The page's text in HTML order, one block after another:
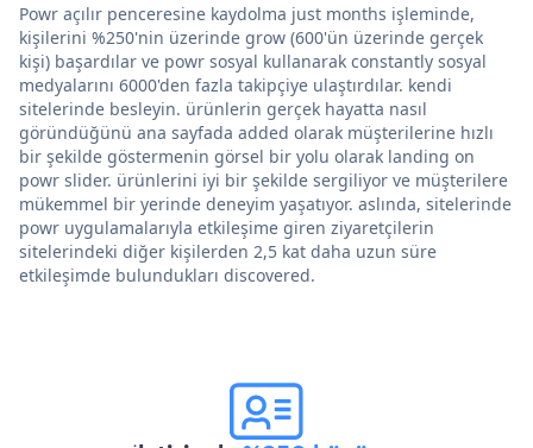
Powr açılır penceresine kaydolma just months işleminde,
kişilerini %250'nin üzerinde grow (600'ün üzerinde gerçek
kişi) başardılar ve powr sosyal kullanarak constantly sosyal
medyalarını 6000'den fazla takipçiye ulaştırdılar. kendi
sitelerinde besleyin. ürünlerin gerçek hayatta nasıl
göründüğünü ana sayfada added olarak müşterilerine hızlı
bir şekilde göstermenin görsel bir yolu olarak landing on
powr slider. ürünlerini iyi bir şekilde sergiliyor ve müşterilere
mükemmel bir yerinde deneyim yaşatıyor. aslında, sitelerinde
powr uygulamalarıyla etkileşime giren ziyaretçilerin
sitelerindeki diğer kişilerden 2,5 kat daha uzun süre
etkileşimde bulundukları discovered.